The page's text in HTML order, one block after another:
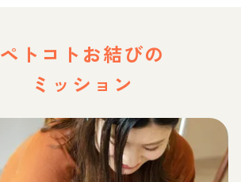
ペトコトお結びの
ミッション